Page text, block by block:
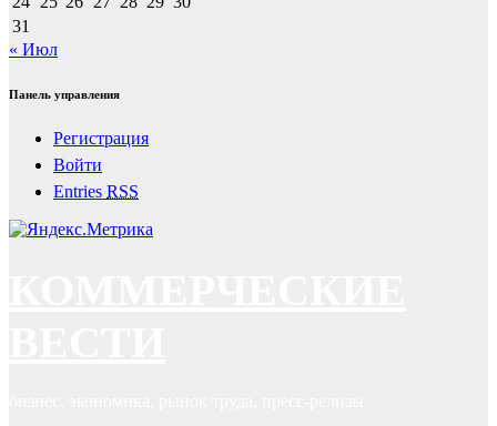
31
« Июл
Панель управления
Регистрация
Войти
Entries RSS